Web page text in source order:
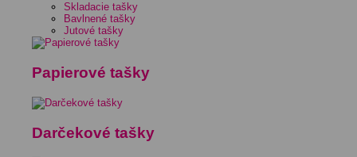
Skladacie tašky
Bavlnené tašky
Jutové tašky
Papierové tašky
Darčekové tašky